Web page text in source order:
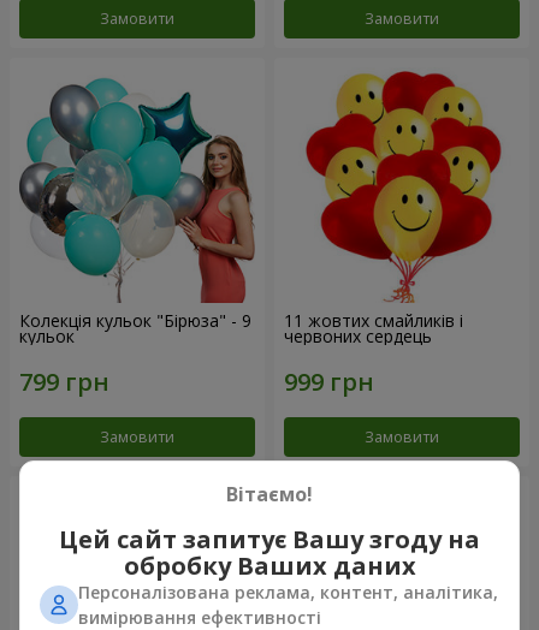
Замовити Замовити
Колекція кульок "Бірюза" - 9
кульок
Замовити
11 жовтих смайликів і
червоних сердець
Замовити
Вітаємо!
Цей сайт запитує Вашу згоду на
обробку Ваших даних
Персоналізована реклама, контент, аналітика,
вимірювання ефективності